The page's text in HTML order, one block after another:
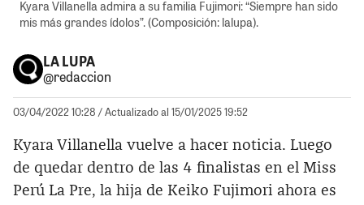
Kyara Villanella admira a su familia Fujimori: “Siempre han sido
mis más grandes ídolos”. (Composición: lalupa).
LA LUPA
@redaccion
03/04/2022 10:28 / Actualizado al 15/01/2025 19:52
Kyara Villanella vuelve a hacer noticia. Luego
de quedar dentro de las 4 finalistas en el Miss
Perú La Pre, la hija de Keiko Fujimori ahora es